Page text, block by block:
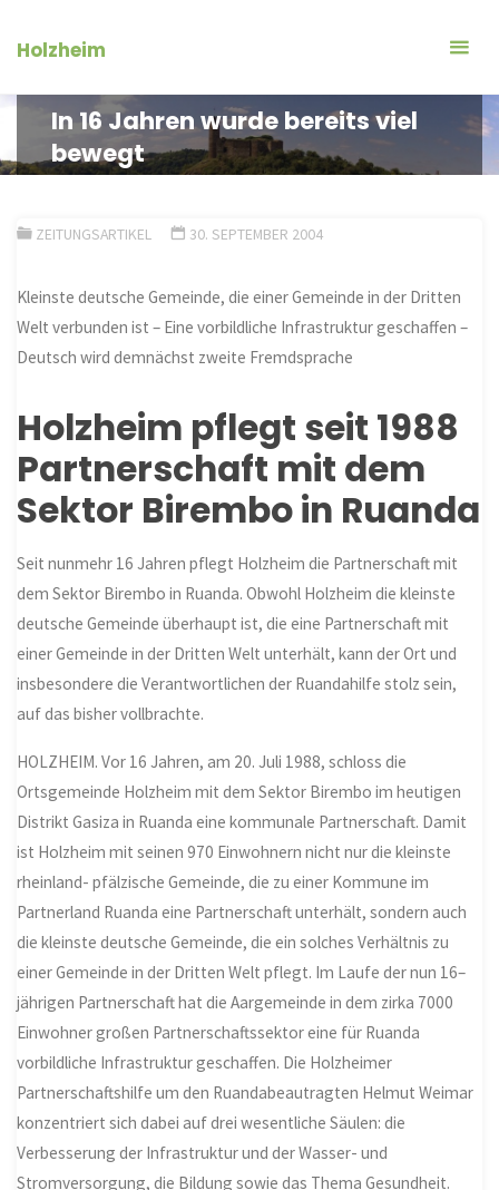
InhaltHolzheim
In 16 Jahren wurde bereits viel
bewegt
ZEITUNGSARTIKEL 30. SEPTEMBER 2004
Kleinste deutsche Gemeinde, die einer Gemeinde in der Dritten
Welt verbunden ist – Eine vorbildliche Infrastruktur geschaffen –
Deutsch wird demnächst zweite Fremdsprache
Holzheim pflegt seit 1988
Partnerschaft mit dem
Sektor Birembo in Ruanda
Seit nunmehr 16 Jahren pflegt Holzheim die Partnerschaft mit
dem Sektor Birembo in Ruanda. Obwohl Holzheim die kleinste
deutsche Gemeinde überhaupt ist, die eine Partnerschaft mit
einer Gemeinde in der Dritten Welt unterhält, kann der Ort und
insbesondere die Verantwortlichen der Ruandahilfe stolz sein,
auf das bisher vollbrachte.
HOLZHEIM. Vor 16 Jahren, am 20. Juli 1988, schloss die
Ortsgemeinde Holzheim mit dem Sektor Birembo im heutigen
Distrikt Gasiza in Ruanda eine kommunale Partnerschaft. Damit
ist Holzheim mit seinen 970 Einwohnern nicht nur die kleinste
rheinland- pfälzische Gemeinde, die zu einer Kommune im
Partnerland Ruanda eine Partnerschaft unterhält, sondern auch
die kleinste deutsche Gemeinde, die ein solches Verhältnis zu
einer Gemeinde in der Dritten Welt pflegt. Im Laufe der nun 16–
jährigen Partnerschaft hat die Aargemeinde in dem zirka 7000
Einwohner großen Partnerschaftssektor eine für Ruanda
vorbildliche Infrastruktur geschaffen. Die Holzheimer
Partnerschaftshilfe um den Ruandabeautragten Helmut Weimar
konzentriert sich dabei auf drei wesentliche Säulen: die
Verbesserung der Infrastruktur und der Wasser- und
Stromversorgung, die Bildung sowie das Thema Gesundheit.